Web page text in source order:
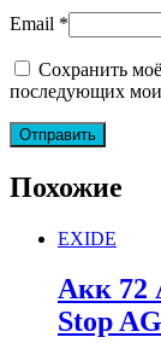
Email *
Сохранить
последующих
Похожие
EXIDE
Акк 72
Stop